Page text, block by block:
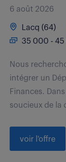
6 août 2026
Lacq (64)
35 000 -
Nous
intégrer un
Finances.
soucieux de la
voir l'offre